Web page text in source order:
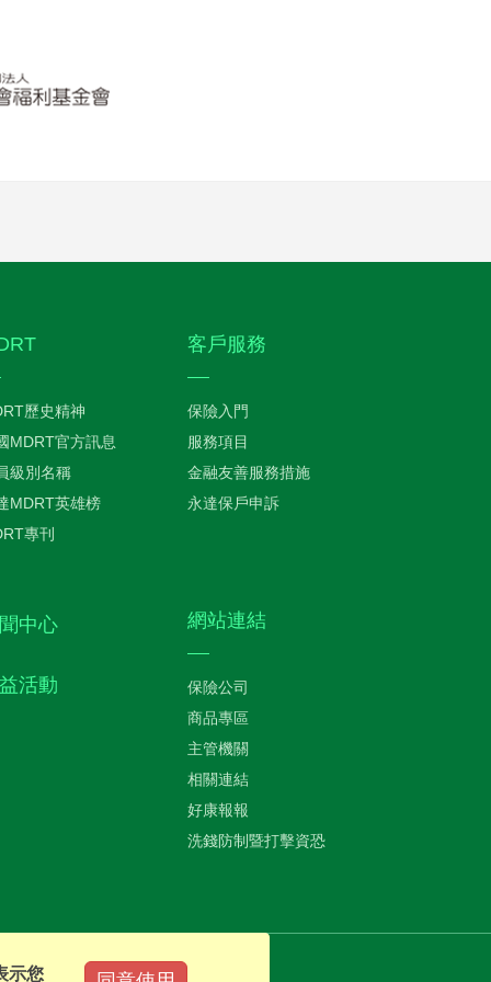
歷史精神
MDRT官方訊息
級別名稱
MDRT英雄榜
專刊
中心
活動
客戶服務
保險入門
服務項目
金融友善服務措施
永達保戶申訴
網站連結
保險公司
商品專區
主管機關
相關連結
好康報報
洗錢防制暨打擊資恐
示您